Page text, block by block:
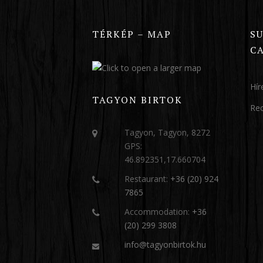
TÉRKÉP – MAP
TAGYON BIRTOK
Tagyon, Tagyon, 8272
GPS:
46.892351,17.660704
Restaurant: +36 (20) 924
7865
Accommodation: +36
(20) 299 3808
info@tagyonbirtok.hu